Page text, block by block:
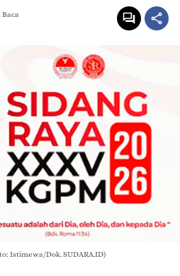
Baca
Istimewa/Dok. SUDARA.ID)